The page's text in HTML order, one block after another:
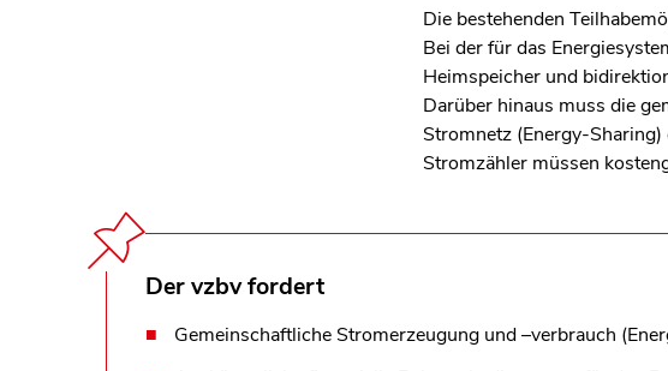
Die bestehenden
Bei der für das
Heimspeicher und
Darüber hinaus muss die
Stromnetz (Energy-
Stromzähler müssen
Der vzbv fordert
Gemeinschaftliche Stromerzeugung und –verbrauch